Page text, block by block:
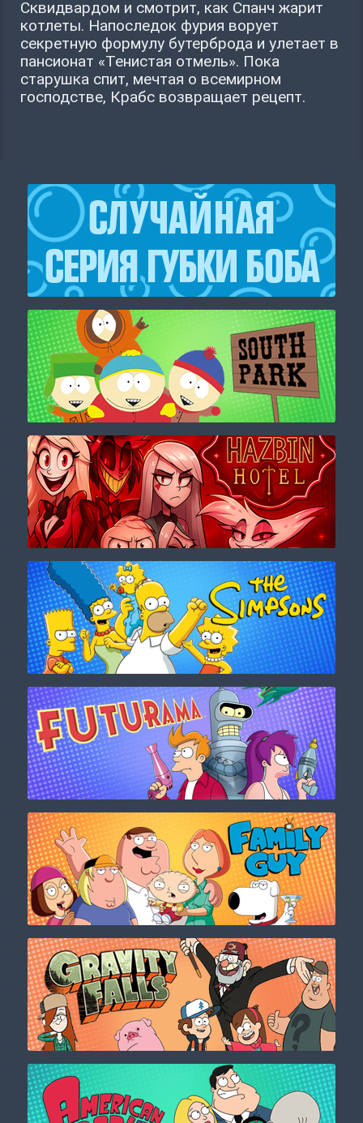
Сквидвардом и смотрит, как Спанч жарит
котлеты. Напоследок фурия ворует
секретную формулу бутерброда и улетает в
пансионат «Тенистая отмель». Пока
старушка спит, мечтая о всемирном
господстве, Крабс возвращает рецепт.